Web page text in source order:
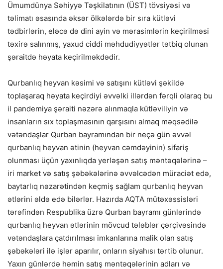
Ümumdünya Səhiyyə Təşkilatının (ÜST) tövsiyəsi və
təlimatı əsasında əksər ölkələrdə bir sıra kütləvi
tədbirlərin, eləcə də dini ayin və mərasimlərin keçirilməsi
təxirə salınmış, yaxud ciddi məhdudiyyətlər tətbiq olunan
şəraitdə həyata keçirilməkdədir.
Qurbanlıq heyvan kəsimi və satışını kütləvi şəkildə
toplaşaraq həyata keçirdiyi əvvəlki illərdən fərqli olaraq bu
il pandemiya şəraiti nəzərə alınmaqla kütləviliyin və
insanların sıx toplaşmasının qarşısını almaq məqsədilə
vətəndaşlar Qurban bayramından bir neçə gün əvvəl
qurbanlıq heyvan ətinin (heyvan cəmdəyinin) sifariş
olunması üçün yaxınlıqda yerləşən satış məntəqələrinə –
iri market və satış şəbəkələrinə əvvəlcədən müraciət edə,
baytarlıq nəzarətindən keçmiş sağlam qurbanlıq heyvan
ətlərini əldə edə bilərlər. Hazırda AQTA mütəxəssisləri
tərəfindən Respublika üzrə Qurban bayramı günlərində
qurbanlıq heyvan ətlərinin mövcud tələblər çərçivəsində
vətəndaşlara çatdırılması imkanlarına malik olan satış
şəbəkələri ilə işlər aparılır, onların siyahısı tərtib olunur.
Yaxın günlərdə həmin satış məntəqələrinin adları və